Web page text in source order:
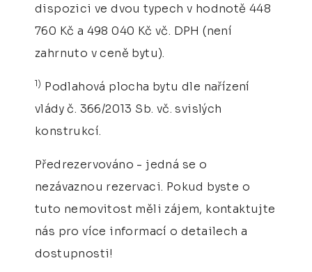
dispozici ve dvou typech v hodnotě 448
760 Kč a 498 040 Kč vč. DPH (není
zahrnuto v ceně bytu).
1) Podlahová plocha bytu dle nařízení
vlády č. 366/2013 Sb. vč. svislých
konstrukcí.
Předrezervováno - jedná se o
nezávaznou rezervaci. Pokud byste o
tuto nemovitost měli zájem, kontaktujte
nás pro více informací o detailech a
dostupnosti!